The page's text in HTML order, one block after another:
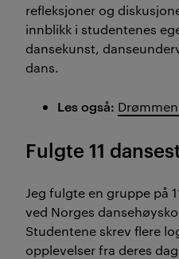
refleksjoner og
innblikk i studentenes
dansekunst,
dans.
Les også:
Fulgte 11
Jeg fulgte en gruppe på
ved Norges
Studentene skrev flere
opplevelser fra deres